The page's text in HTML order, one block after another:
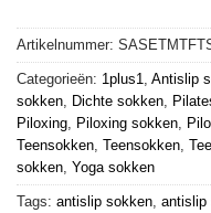
Artikelnummer:
Categorieën: 1plus1 Antislip
sokken
Dichte sokken
Piloxing
Piloxing sokken
Teensokken Teensokken
sokken Yoga sokken
Tags: antislip sokken antislip